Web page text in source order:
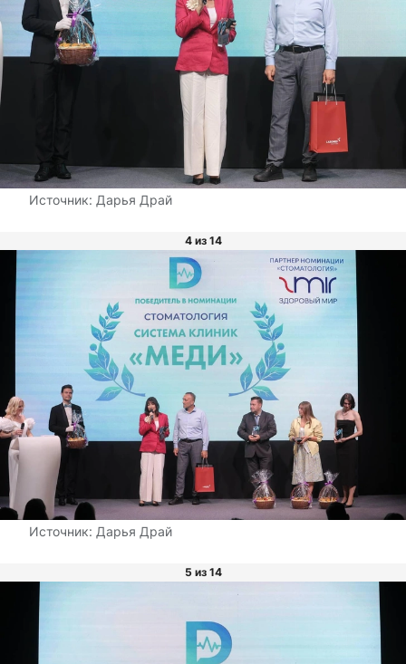
Источник: Дарья Драй
4 из 14
Источник: Дарья Драй
5 из 14